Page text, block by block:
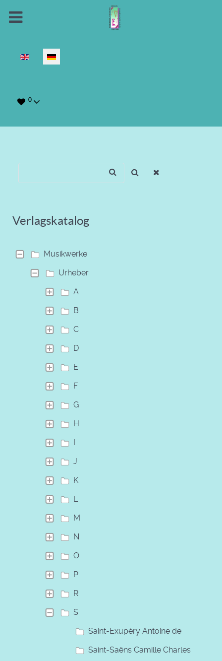
Sprache auswählen
0
Verlagskatalog
Musikwerke
Urheber
A
B
C
D
E
F
G
H
I
J
K
L
M
N
O
P
R
S
Saint-Exupéry Antoine de
Saint-Saëns Camille Charles